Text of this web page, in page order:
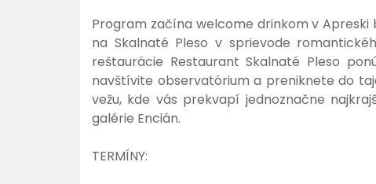
Program začína welcome drinkom v Apreski
na Skalnaté Pleso v sprievode
reštaurácie Restaurant Skalnaté Pleso
navštívite observatórium a preniknete do
vežu, kde vás prekvapí jednoznačne
galérie Encián.
TERMÍNY: